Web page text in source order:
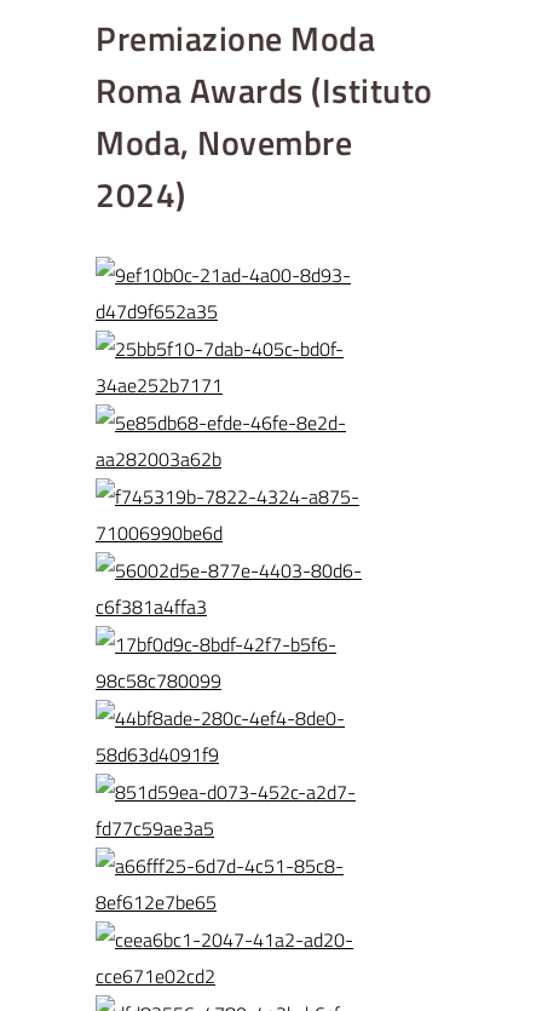
Premiazione Moda
Roma Awards (Istituto
Moda, Novembre
2024)